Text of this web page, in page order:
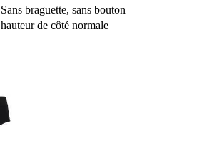
Sans braguette, sans bouton
hauteur de côté normale